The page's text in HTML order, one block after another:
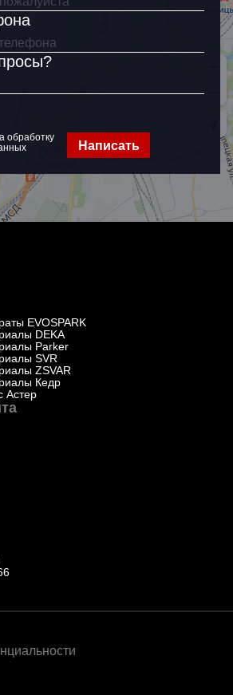
обработку
Написать
EVOSPARK
DEKA
Parker
SVR
ZSVAR
Кедр
Астер